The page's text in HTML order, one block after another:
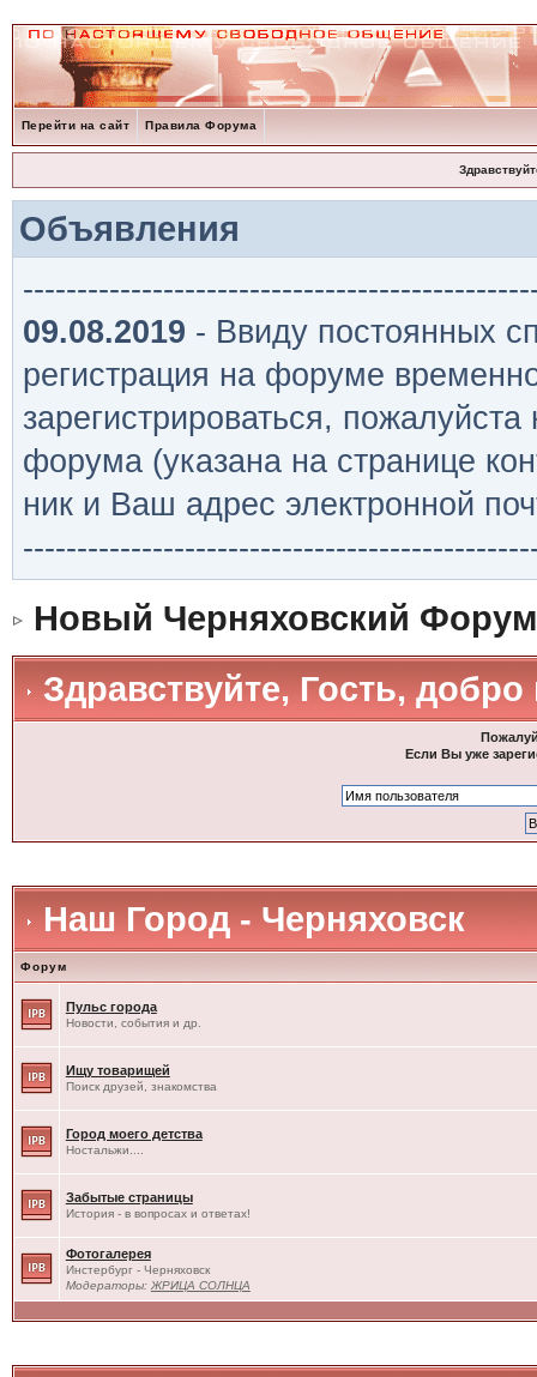
Перейти на сайт Правила Форума
Объявления
09.08.2019 - Ввиду постоянных
регистрация на форуме
зарегистрироваться,
форума (указана на странице
ник и Ваш адрес электронной
Новый Черняховский Форум
Здравствуйте, Гость,
Если Вы уже
Наш Город - Черняховск
Форум
Пульс города
Новости, события и др.
Ищу товарищей
Поиск друзей, знакомства
Город моего детства
Ностальжи....
Забытые страницы
История - в вопросах и ответах!
Фотогалерея
Инстербург - Черняховск
Модераторы: ЖРИЦА СОЛНЦА